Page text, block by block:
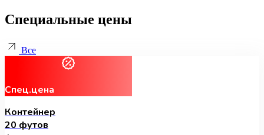
Специальные цены
Все
Спец.цена
Контейнер
20 футов